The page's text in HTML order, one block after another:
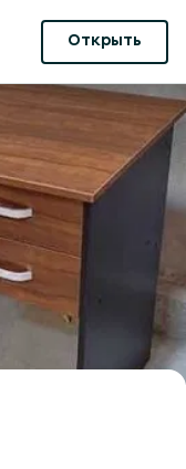
Открыть